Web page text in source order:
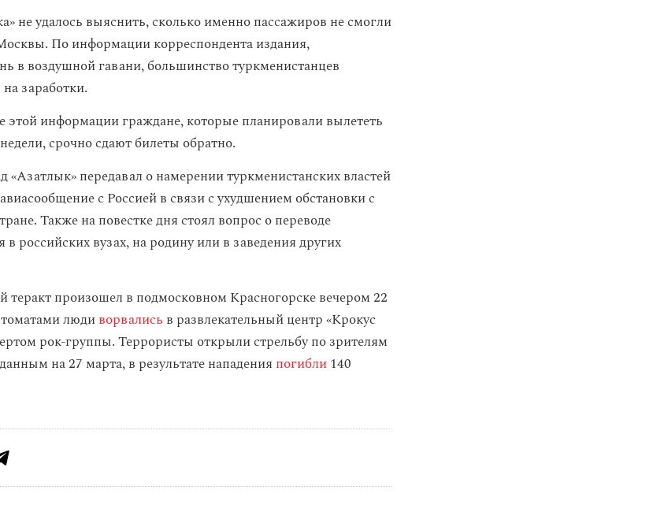
не удалось выяснить, сколько именно пассажиров не смогли
По информации корреспондента издания,
в воздушной гавани, большинство туркменистанцев
заработки.
этой информации граждане, которые планировали вылететь
срочно сдают билеты обратно.
«Азатлык» передавал о намерении туркменистанских властей
с Россией в связи с ухудшением обстановки с
Также на повестке дня стоял вопрос о переводе
российских вузах, на родину или в заведения других
произошел в подмосковном Красногорске вечером 22
людиворвались в развлекательный центр «Крокус
рок-группы. Террористы открыли стрельбу по зрителям
на 27 марта, в результате нападения погибли140